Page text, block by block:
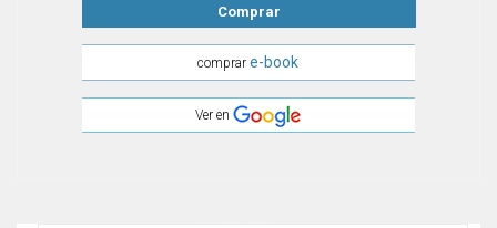
Comprar
comprare-book
Ver en